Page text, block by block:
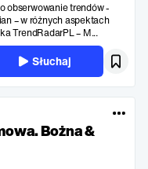
obserwowanie trendów -
– w różnych aspektach
TrendRadarPL – M...
Słuchaj
Bożna &